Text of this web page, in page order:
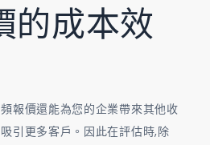
的成本效
報價還能為您的企業帶來其他收
引更多客戶。因此在評估時,除